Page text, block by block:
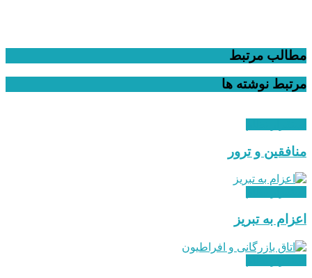
مطالب مرتبط
مرتبط نوشته ها
منافقین و ترور
اعزام به تبریز